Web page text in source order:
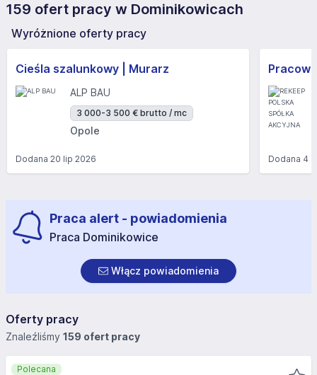
159 ofert pracy w Dominikowicach
Wyróżnione oferty pracy
Cieśla szalunkowy | Murarz
ALP BAU
3 000-3 500 € brutto / mc
Opole
Dodana 20 lip 2026 Dodana 4
Praca alert - powiadomienia
Praca Dominikowice
Włącz powiadomienia
Oferty pracy
Znaleźliśmy 159 ofert pracy
Polecana